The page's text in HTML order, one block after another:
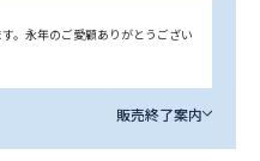
。永年のご愛顧ありがとうござい
販売終了案内